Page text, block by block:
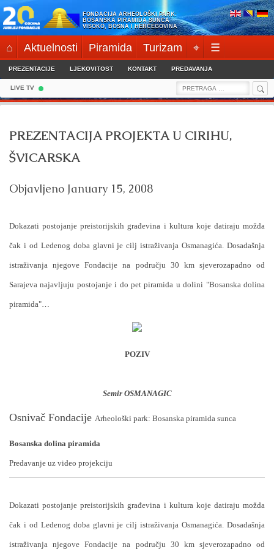
Skip
to
content
FONDACIJA ARHEOLOŠKI PARK:
BOSANSKA PIRAMIDA SUNCA
VISOKO, BOSNA I HERCEGOVINA
⌂ Aktuelnosti Piramida Turizam ⌖ ☰
PREZENTACIJE LJEKOVITOST KONTAKT PREDAVANJA
LIVE TV
Search
for:
PREZENTACIJA PROJEKTA U CIRIHU,
ŠVICARSKA
Objavljeno January 15, 2008
Dokazati postojanje preistorijskih građevina i kultura koje datiraju možda
čak i od Ledenog doba glavni je cilj istraživanja Osmanagića. Dosadašnja
istraživanja njegove Fondacije na području 30 km sjeverozapadno od
Sarajeva najavljuju postojanje i do pet piramida u dolini "Bosanska dolina
piramida"…
POZIV
Semir OSMANAGIC
Osnivač Fondacije Arheološki park: Bosanska piramida sunca
Bosanska dolina piramida
Predavanje uz video projekciju
Dokazati postojanje preistorijskih građevina i kultura koje datiraju možda
čak i od Ledenog doba glavni je cilj istraživanja Osmanagića. Dosadašnja
istraživanja njegove Fondacije na području 30 km sjeverozapadno od